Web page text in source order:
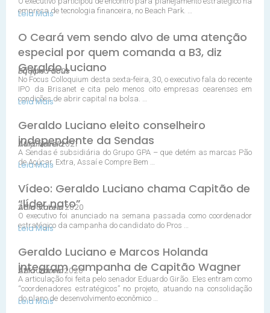
empresa de tecnologia financeira, no Beach Park. …
Leia Mais
O Ceará vem sendo alvo de uma atenção
especial por quem comanda a B3, diz
Geraldo Luciano
30 julho 2021
Equipe Focus
No Focus Colloquium desta sexta-feira, 30, o executivo fala do recente
IPO da Brisanet e cita pelo menos oito empresas cearenses em
condições de abrir capital na bolsa. …
Leia Mais
Geraldo Luciano eleito conselheiro
independente da Sendas
04 janeiro 2021
Átila Varela
A Sendas é subsidiária do Grupo GPA – que detém as marcas Pão
de Açúcar, Extra, Assaí e Compre Bem …
Leia Mais
Vídeo: Geraldo Luciano chama Capitão de
“líder nato”
26 outubro 2020
Átila Varela
O executivo foi anunciado na semana passada como coordenador
estratégico da campanha do candidato do Pros …
Leia Mais
Geraldo Luciano e Marcos Holanda
integram campanha de Capitão Wagner
22 outubro 2020
Átila Varela
A articulação foi feita pelo senador Eduardo Girão. Eles entram como
“coordenadores estratégicos” no projeto, atuando na consolidação
do plano de desenvolvimento econômico …
Leia Mais